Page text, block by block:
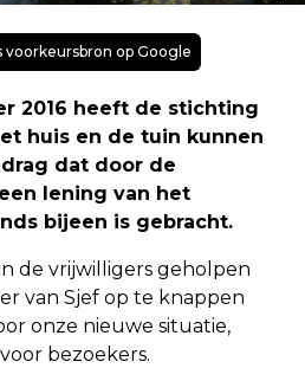
voorkeursbron op Google
2016 heeft de stichting
huis en de tuin kunnen
dat door de
lening van het
bijeen is gebracht.
de vrijwilligers geholpen
van Sjef op te knappen
onze nieuwe situatie,
bezoekers.